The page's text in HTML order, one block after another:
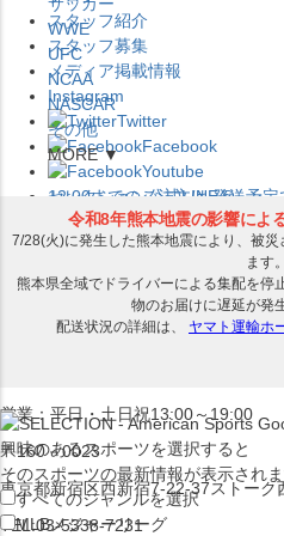
スタッフ紹介
スタッフ募集
メディア掲載情報
Instagram
Twitter
Facebook
Youtube
セレクション公式LINE@
営業：平日・土日祝13:00～19:00
〒160－0023
東京都新宿区西新宿7-22-37ストーク
TEL:03-5338-7231
WWE
UFC
NCAA
NASCAR
その他
MORE ▼
12:00までのご注文は発送予定
在庫品は 1-3営業日内で発送!! ※
興味のあるスポーツを選択すると
そのスポーツの最新情報が表示されま
すべてのジャンルを選択
MLBメジャーリーグ